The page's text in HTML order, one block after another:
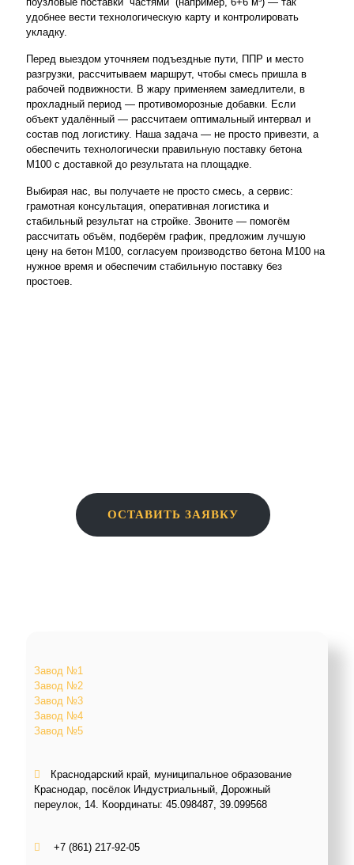
удобнее вести технологическую карту и контролировать
укладку.
Перед выездом уточняем подъездные пути, ППР и место
разгрузки, рассчитываем маршрут, чтобы смесь пришла в
рабочей подвижности. В жару применяем замедлители, в
прохладный период — противоморозные добавки. Если
объект удалённый — рассчитаем оптимальный интервал и
состав под логистику. Наша задача — не просто привезти, а
обеспечить технологически правильную поставку бетона
М100 с доставкой до результата на площадке.
Выбирая нас, вы получаете не просто смесь, а сервис:
грамотная консультация, оперативная логистика и
стабильный результат на стройке. Звоните — помогём
рассчитать объём, подберём график, предложим лучшую
цену на бетон М100, согласуем производство бетона М100 на
нужное время и обеспечим стабильную поставку без
простоев.
ОСТАВИТЬ ЗАЯВКУ
Завод №1
Завод №2
Завод №3
Завод №4
Завод №5
Краснодарский край, муниципальное образование
Краснодар, посёлок Индустриальный, Дорожный
переулок, 14. Координаты: 45.098487, 39.099568
+7 (861) 217-92-05